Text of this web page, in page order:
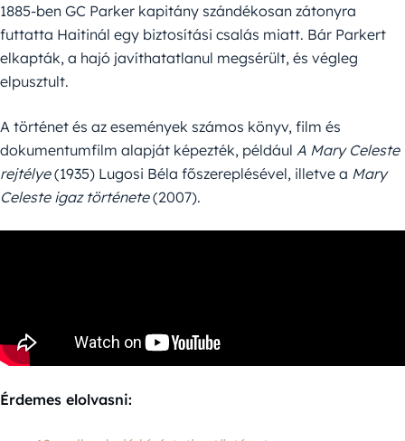
1885-ben GC Parker kapitány szándékosan zátonyra
futtatta Haitinál egy biztosítási csalás miatt. Bár Parkert
elkapták, a hajó javíthatatlanul megsérült, és végleg
elpusztult.
A történet és az események számos könyv, film és
dokumentumfilm alapját képezték, például A Mary Celeste
rejtélye(1935) Lugosi Béla főszereplésével, illetve a Mary
Celeste igaz története(2007).
Érdemes elolvasni: